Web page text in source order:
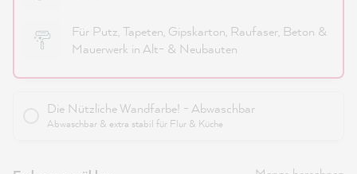
Für Putz, Tapeten, Gipskarton, Raufaser, Beton &
Mauerwerk in Alt- & Neubauten
Die Nützliche Wandfarbe! - Abwaschbar
Abwaschbar & extra stabil für Flur & Küche